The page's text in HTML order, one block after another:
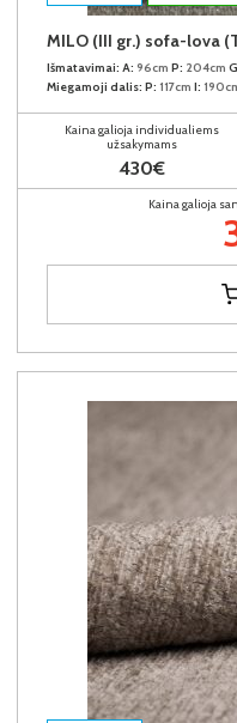
MILO (III gr.) sofa-lova
Išmatavimai: A: 96cm P: 204cm
Miegamoji dalis: P: 117cm I:
Kaina galioja individualiems
užsakymams
430€
Kaina galioja